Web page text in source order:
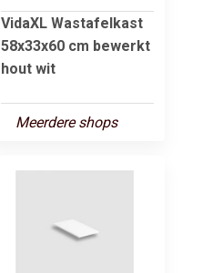
VidaXL Wastafelkast
58x33x60 cm bewerkt
hout wit
Meerdere shops